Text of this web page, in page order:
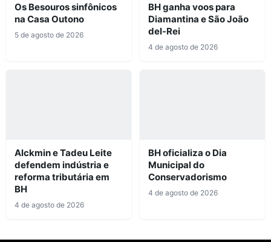
Os Besouros sinfônicos
na Casa Outono
5 de agosto de 2026
BH ganha voos para
Diamantina e São João
del-Rei
4 de agosto de 2026
Alckmin e Tadeu Leite
defendem indústria e
reforma tributária em
BH
4 de agosto de 2026
BH oficializa o Dia
Municipal do
Conservadorismo
4 de agosto de 2026